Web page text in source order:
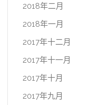
2018年二月
2018年一月
2017年十二月
2017年十一月
2017年十月
2017年九月